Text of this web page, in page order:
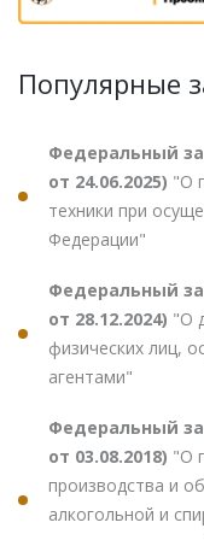
Популярные
Федеральный
от 24.06.2025) "О
техники при
Федерации"
Федеральный
от 28.12.2024) "О
физических лиц,
агентами"
Федеральный
от 03.08.2018) "О
производства и
алкогольной и